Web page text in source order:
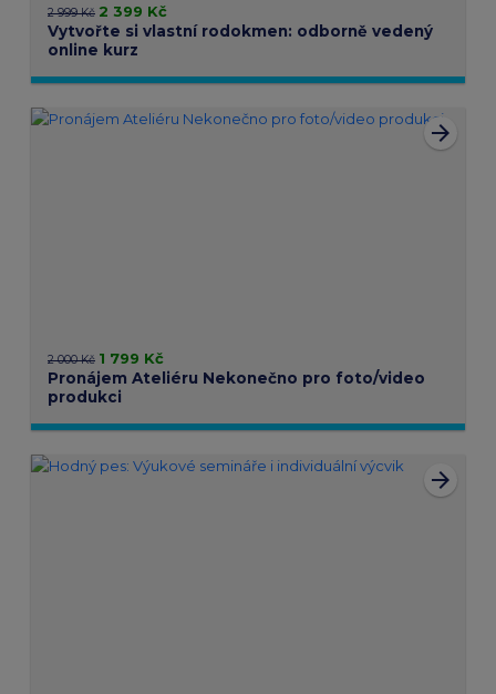
2 999 Kč 2 399 Kč
Vytvořte si vlastní rodokmen: odborně vedený
online kurz
arrow_forward
2 000 Kč 1 799 Kč
Pronájem Ateliéru Nekonečno pro foto/video
produkci
arrow_forward